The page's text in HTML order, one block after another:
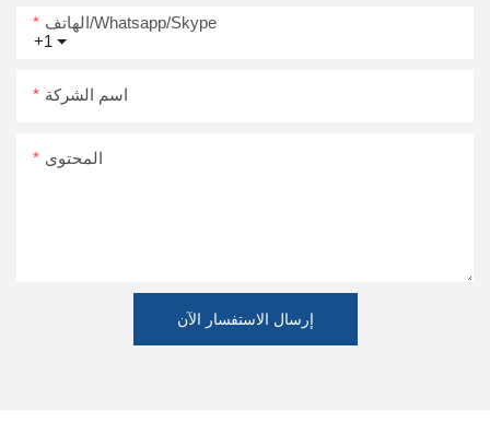
+1
الهاتف/Whatsapp/Skype
اسم الشركة
المحتوى
إرسال الاستفسار الآن